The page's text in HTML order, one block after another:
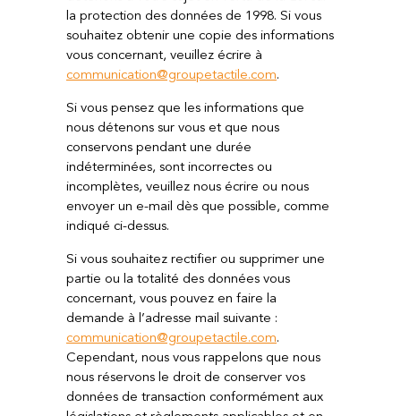
la protection des données de 1998. Si vous
souhaitez obtenir une copie des informations
vous concernant, veuillez écrire à
communication@groupetactile.com.
Si vous pensez que les informations que
nous détenons sur vous et que nous
conservons pendant une durée
indéterminées, sont incorrectes ou
incomplètes, veuillez nous écrire ou nous
envoyer un e-mail dès que possible, comme
indiqué ci-dessus.
Si vous souhaitez rectifier ou supprimer une
partie ou la totalité des données vous
concernant, vous pouvez en faire la
demande à l’adresse mail suivante :
communication@groupetactile.com.
Cependant, nous vous rappelons que nous
nous réservons le droit de conserver vos
données de transaction conformément aux